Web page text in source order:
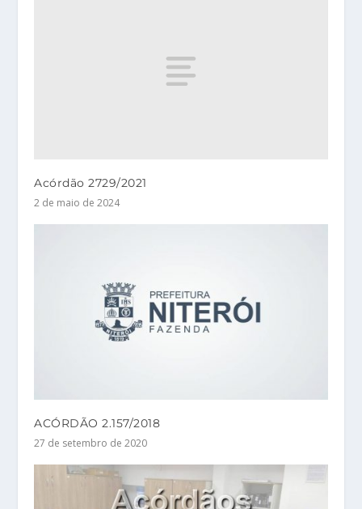
Acórdão 2729/2021
2 de maio de 2024
ACÓRDÃO 2.157/2018
27 de setembro de 2020